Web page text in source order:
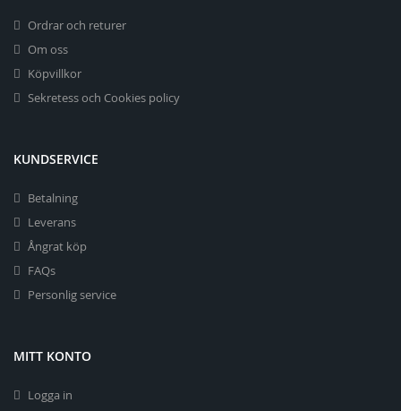
Ordrar och returer
Om oss
Köpvillkor
Sekretess och Cookies policy
KUNDSERVICE
Betalning
Leverans
Ångrat köp
FAQs
Personlig service
MITT KONTO
Logga in